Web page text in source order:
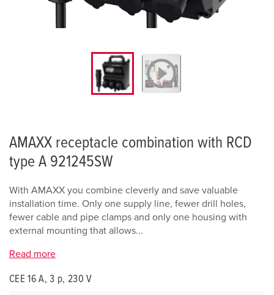
AMAXX receptacle combination with RCD
type A 921245SW
With AMAXX you combine cleverly and save valuable
installation time. Only one supply line, fewer drill holes,
fewer cable and pipe clamps and only one housing with
external mounting that allows...
Read more
CEE 16 A, 3 p, 230 V